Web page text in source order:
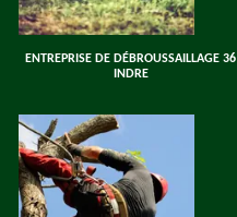
ENTREPRISE DE DÉBROUSSAILLAGE 36
INDRE